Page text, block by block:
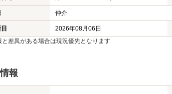
仲介
2026年08月06日
差異がある場合は現況優先となります
報